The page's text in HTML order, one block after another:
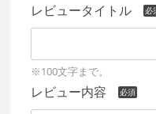
レビュータイトル
※100文字まで。
レビュー内容